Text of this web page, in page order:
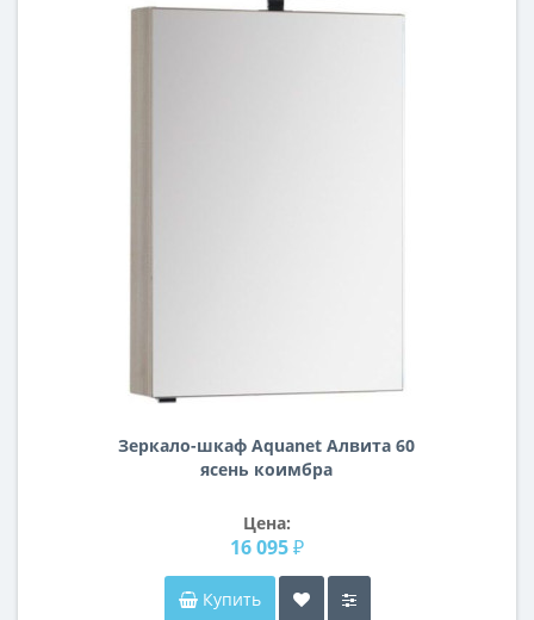
Зеркало-шкаф Aquanet Алвита 60
ясень коимбра
Цена:
16 095 ₽
Купить